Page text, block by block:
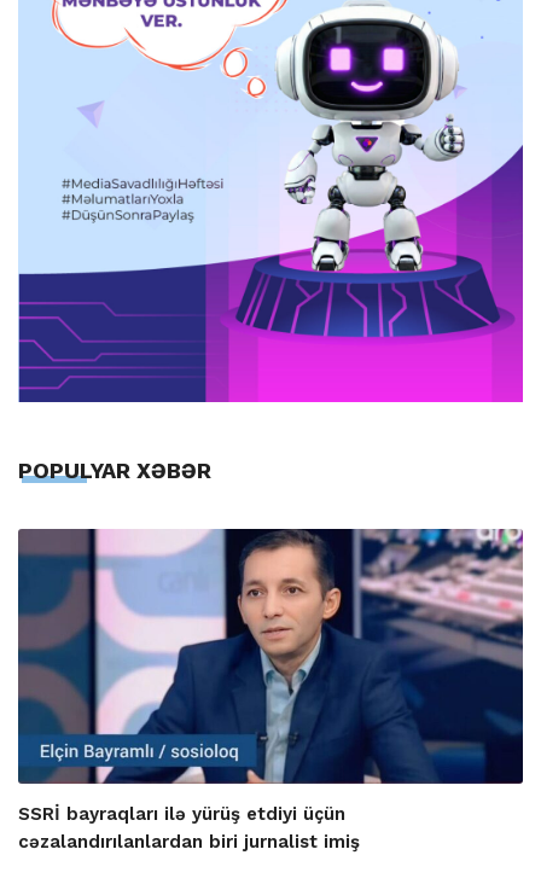
POPULYAR XƏBƏR
SSRİ bayraqları ilə yürüş etdiyi üçün
cəzalandırılanlardan biri jurnalist imiş